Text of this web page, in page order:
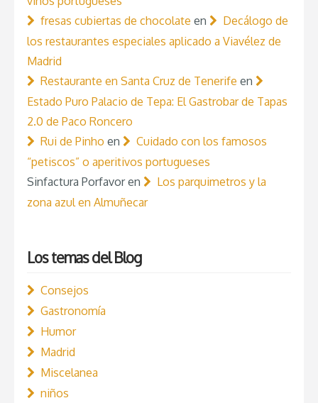
fresas cubiertas de chocolate en
Decálogo de
los restaurantes especiales aplicado a Viavélez de
Madrid
Restaurante en Santa Cruz de Tenerife en
Estado Puro Palacio de Tepa: El Gastrobar de Tapas
2.0 de Paco Roncero
Rui de Pinho en
Cuidado con los famosos
“petiscos” o aperitivos portugueses
Sinfactura Porfavoren
Los parquimetros y la
zona azul en Almuñecar
Los temas del Blog
Consejos
Gastronomía
Humor
Madrid
Miscelanea
niños